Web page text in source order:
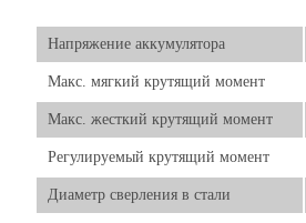
Напряжение аккумулятора
Макс. мягкий крутящий момент
Макс. жесткий крутящий момент
Регулируемый крутящий момент
Диаметр сверления в стали